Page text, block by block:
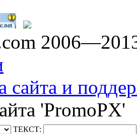
сайта и
'PromoPX'
ТЕКСТ: